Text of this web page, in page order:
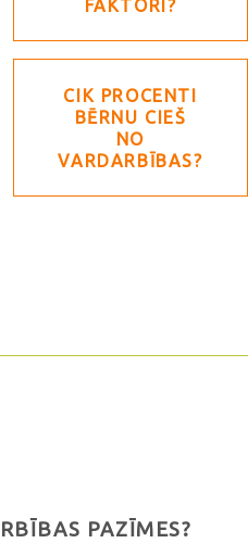
FAKTORI?
CIK PROCENTI
BĒRNU CIEŠ
NO
VARDARBĪBAS?
PAZĪMES?